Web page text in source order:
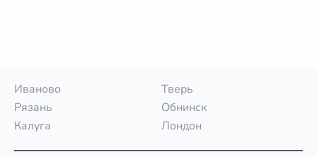
Иваново
Тверь
Рязань
Обнинск
Калуга
Лондон